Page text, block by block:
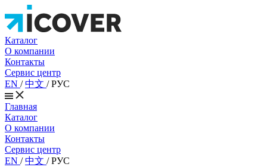
Каталог
О компании
Контакты
Сервис центр
EN /中文 /РУС
Главная
Каталог
О компании
Контакты
Сервис центр
EN /中文 /РУС